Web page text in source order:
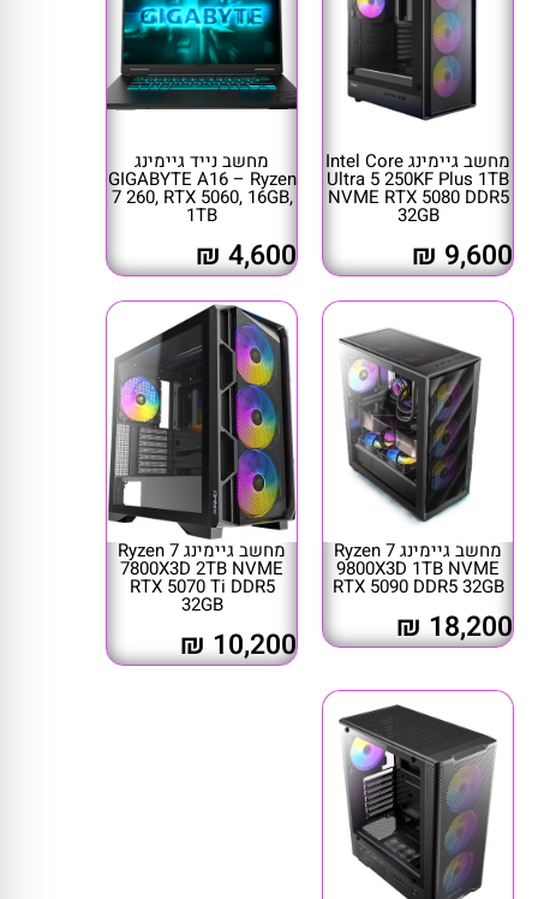
מחשב גיימינג Intel Core
Ultra 5 250KF Plus 1TB
NVME RTX 5080 DDR5
32GB
9,600 ₪
מחשב נייד גיימינג
GIGABYTE A16 – Ryzen
7 260, RTX 5060, 16GB,
1TB
4,600 ₪
מחשב גיימינג Ryzen 7
9800X3D 1TB NVME
RTX 5090 DDR5 32GB
18,200 ₪
מחשב גיימינג Ryzen 7
7800X3D 2TB NVME
RTX 5070 Ti DDR5
32GB
10,200 ₪